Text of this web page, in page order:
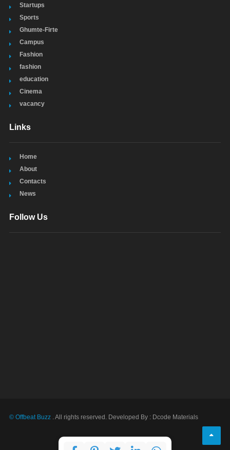
Startups
Sports
Ghumte-Firte
Campus
Fashion
fashion
education
Cinema
vacancy
Links
Home
About
Contacts
News
Follow Us
© Offbeat Buzz. All rights reserved. Developed By : Dcode Materials